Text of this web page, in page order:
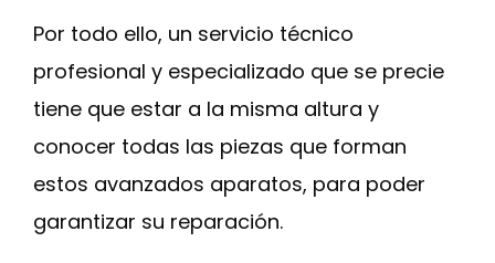
Por todo ello, un servicio técnico
profesional y especializado que se precie
tiene que estar a la misma altura y
conocer todas las piezas que forman
estos avanzados aparatos, para poder
garantizar su reparación.